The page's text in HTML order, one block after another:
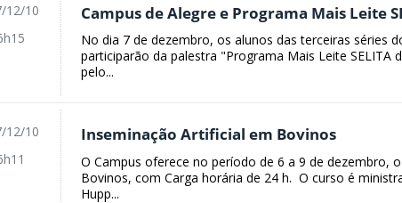
Campus de Alegre e Programa Mais Leite
No dia 7 de dezembro, os alunos das terceiras séries
participarão da palestra "Programa Mais Leite SELITA
pelo...
12/10
Inseminação Artificial em Bovinos
O Campus oferece no período de 6 a 9 de dezembro,
Bovinos, com Carga horária de 24 h. O curso é
Hupp...
12/10